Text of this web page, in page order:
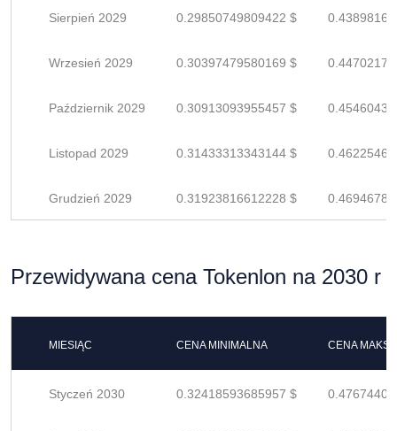
Sierpień 2029 0.29850749809422 $
Wrzesień 2029 0.30397479580169 $
Październik 2029 0.30913093955457 $
Listopad 2029 0.31433313343144 $
Grudzień 2029 0.31923816612228 $
Przewidywana cena Tokenlon na 2030 r
MIESIĄC CENA MINIMALNA CENA
Styczeń 2030 0.32418593685957 $